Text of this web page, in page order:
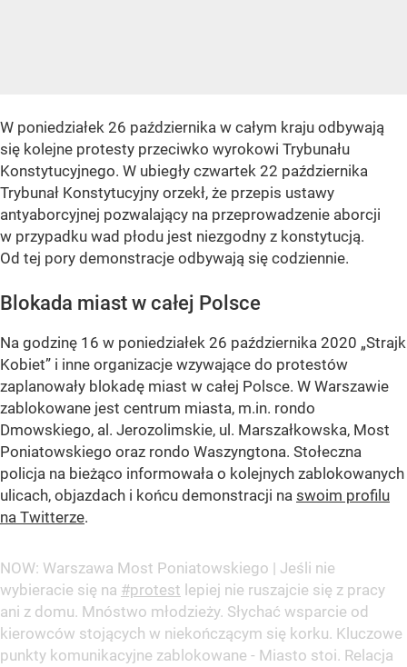
W poniedziałek 26 października w całym kraju odbywają
się kolejne protesty przeciwko wyrokowi Trybunału
Konstytucyjnego. W ubiegły czwartek 22 października
Trybunał Konstytucyjny orzekł, że przepis ustawy
antyaborcyjnej pozwalający na przeprowadzenie aborcji
w przypadku wad płodu jest niezgodny z konstytucją.
Od tej pory demonstracje odbywają się codziennie.
Blokada miast w całej Polsce
Na godzinę 16 w poniedziałek 26 października 2020 „Strajk
Kobiet” i inne organizacje wzywające do protestów
zaplanowały blokadę miast w całej Polsce. W Warszawie
zablokowane jest centrum miasta, m.in. rondo
Dmowskiego, al. Jerozolimskie, ul. Marszałkowska, Most
Poniatowskiego oraz rondo Waszyngtona. Stołeczna
policja na bieżąco informowała o kolejnych zablokowanych
ulicach, objazdach i końcu demonstracji na swoim profilu
na Twitterze.
NOW: Warszawa Most Poniatowskiego | Jeśli nie
wybieracie się na #protest lepiej nie ruszajcie się z pracy
ani z domu. Mnóstwo młodzieży. Słychać wsparcie od
kierowców stojących w niekończącym się korku. Kluczowe
punkty komunikacyjne zablokowane - Miasto stoi. Relacja